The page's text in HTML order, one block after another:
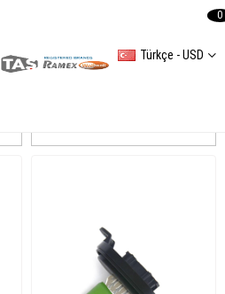
Türkçe - USD
0